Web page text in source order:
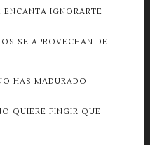
ENCANTA IGNORARTE
SE APROVECHAN DE
HAS MADURADO
QUIERE FINGIR QUE